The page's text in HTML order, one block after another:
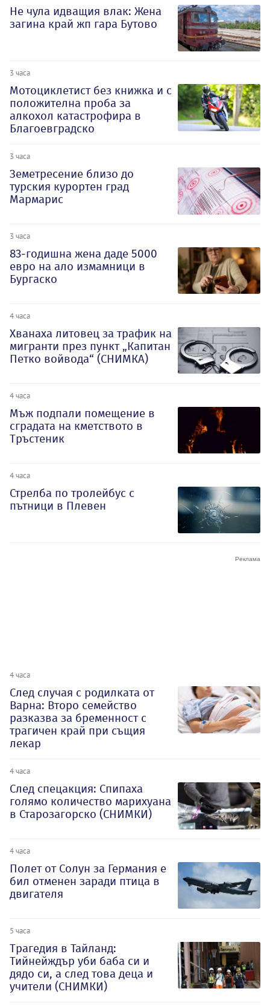
Не чула идващия влак: Жена
загина край жп гара Бутово
3 часа
Мотоциклетист без книжка и с
положителна проба за
алкохол катастрофира в
Благоевградско
3 часа
Земетресение близо до
турския курортен град
Мармарис
3 часа
83-годишна жена даде 5000
евро на ало измамници в
Бургаско
4 часа
Хванаха литовец за трафик на
мигранти през пункт „Капитан
Петко войвода“ (СНИМКА)
4 часа
Мъж подпали помещение в
сградата на кметството в
Тръстеник
4 часа
Стрелба по тролейбус с
пътници в Плевен
4 часа
След случая с родилката от
Варна: Второ семейство
разказва за бременност с
трагичен край при същия
лекар
4 часа
След спецакция: Спипаха
голямо количество марихуана
в Старозагорско (СНИМКИ)
4 часа
Полет от Солун за Германия е
бил отменен заради птица в
двигателя
5 часа
Трагедия в Тайланд:
Тийнейждър уби баба си и
дядо си, а след това деца и
учители (СНИМКИ)